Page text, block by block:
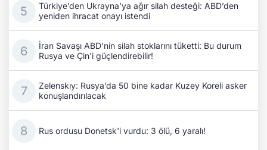
Türkiye’den Ukrayna’ya ağır silah desteği: ABD’den
yeniden ihracat onayı istendi
İran Savaşı ABD'nin silah stoklarını tüketti: Bu durum
Rusya ve Çin'i güçlendirebilir!
Zelenskıy: Rusya’da 50 bine kadar Kuzey Koreli asker
konuşlandırılacak
Rus ordusu Donetsk'i vurdu: 3 ölü, 6 yaralı!